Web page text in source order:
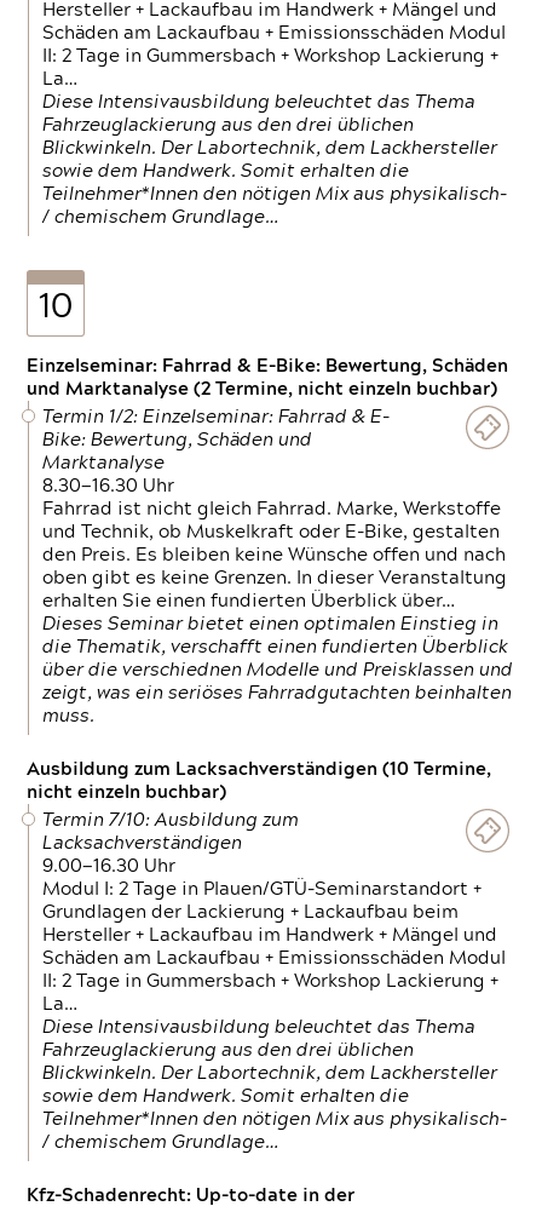
Hersteller + Lackaufbau im Handwerk + Mängel und
Schäden am Lackaufbau + Emissionsschäden Modul
II: 2 Tage in Gummersbach + Workshop Lackierung +
La…
Diese Intensivausbildung beleuchtet das Thema
Fahrzeuglackierung aus den drei üblichen
Blickwinkeln. Der Labortechnik, dem Lackhersteller
sowie dem Handwerk. Somit erhalten die
Teilnehmer*Innen den nötigen Mix aus physikalisch-
/ chemischem Grundlage…
10
Einzelseminar: Fahrrad & E-Bike: Bewertung, Schäden
und Marktanalyse (2 Termine, nicht einzeln buchbar)
Termin 1/2: Einzelseminar: Fahrrad & E-
Bike: Bewertung, Schäden und
Marktanalyse
8.30—16.30 Uhr
Fahrrad ist nicht gleich Fahrrad. Marke, Werkstoffe
und Technik, ob Muskelkraft oder E-Bike, gestalten
den Preis. Es bleiben keine Wünsche offen und nach
oben gibt es keine Grenzen. In dieser Veranstaltung
erhalten Sie einen fundierten Überblick über…
Dieses Seminar bietet einen optimalen Einstieg in
die Thematik, verschafft einen fundierten Überblick
über die verschiednen Modelle und Preisklassen und
zeigt, was ein seriöses Fahrradgutachten beinhalten
muss.
Ausbildung zum Lacksachverständigen (10 Termine,
nicht einzeln buchbar)
Termin 7/10: Ausbildung zum
Lacksachverständigen
9.00—16.30 Uhr
Modul I: 2 Tage in Plauen/GTÜ-Seminarstandort +
Grundlagen der Lackierung + Lackaufbau beim
Hersteller + Lackaufbau im Handwerk + Mängel und
Schäden am Lackaufbau + Emissionsschäden Modul
II: 2 Tage in Gummersbach + Workshop Lackierung +
La…
Diese Intensivausbildung beleuchtet das Thema
Fahrzeuglackierung aus den drei üblichen
Blickwinkeln. Der Labortechnik, dem Lackhersteller
sowie dem Handwerk. Somit erhalten die
Teilnehmer*Innen den nötigen Mix aus physikalisch-
/ chemischem Grundlage…
Kfz-Schadenrecht: Up-to-date in der